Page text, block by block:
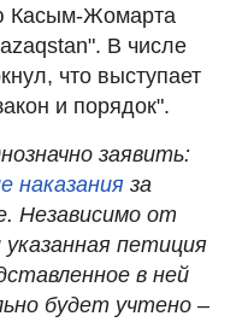
Касым-Жомарта
В числе
что выступает
и порядок".
заявить:
наказания за
Независимо от
петиция
в ней
будет учтено –